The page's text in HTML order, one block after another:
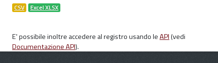
CSV Excel XLSX
E' possibile inoltre accedere al registro usando leAPI(vedi
Documentazione API).